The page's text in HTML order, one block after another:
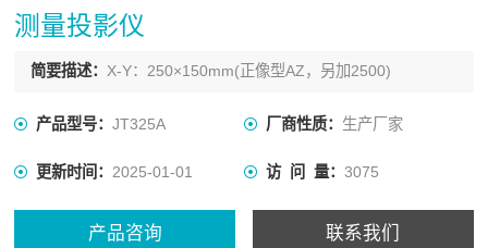
测量投影仪
简要描述： X-Y：250×150mm(正像型AZ，另加2500)
产品型号：JT325A 厂商性质： 生产厂家
更新时间：2025-01-01 访 问 量： 3075
产品咨询 联系我们